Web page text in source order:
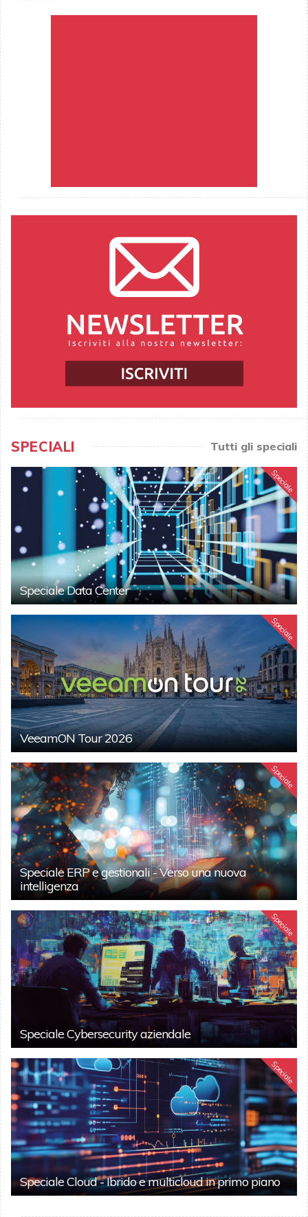
SPECIALI Tutti gli speciali
Speciale
Speciale Data Center
Speciale
VeeamON Tour 2026
Speciale
Speciale ERP e gestionali - Verso una nuova
intelligenza
Speciale
Speciale Cybersecurity aziendale
Speciale
Speciale Cloud - Ibrido e multicloud in primo piano